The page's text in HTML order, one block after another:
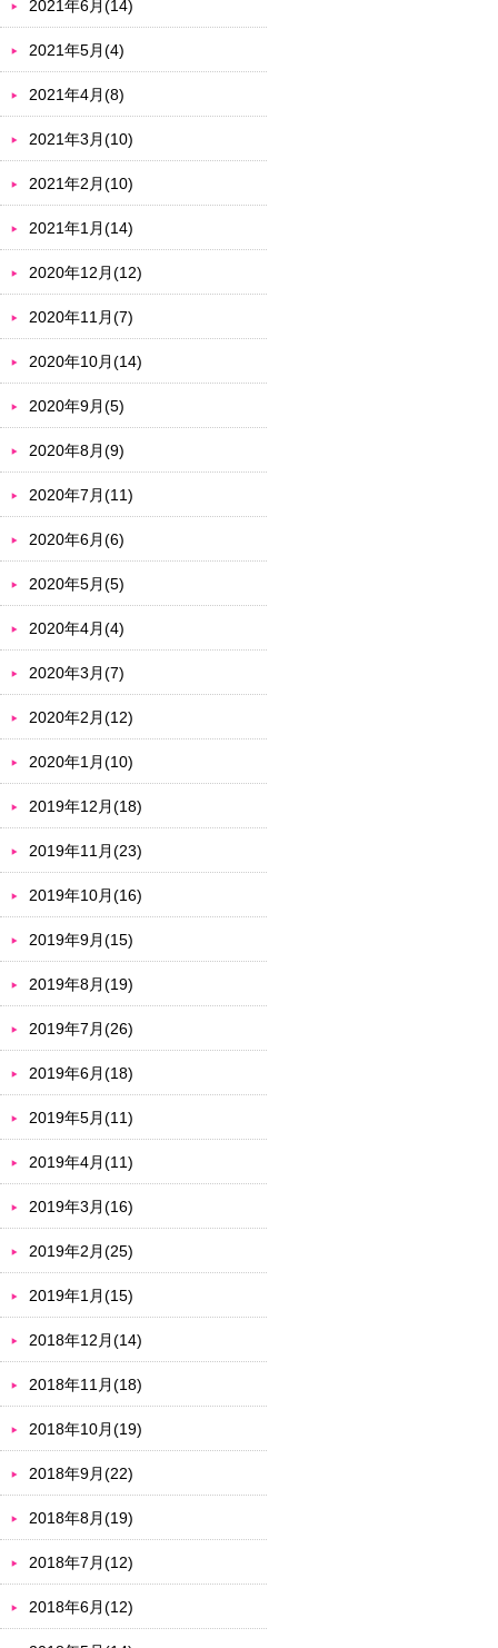
2021年6月(14)
2021年5月(4)
2021年4月(8)
2021年3月(10)
2021年2月(10)
2021年1月(14)
2020年12月(12)
2020年11月(7)
2020年10月(14)
2020年9月(5)
2020年8月(9)
2020年7月(11)
2020年6月(6)
2020年5月(5)
2020年4月(4)
2020年3月(7)
2020年2月(12)
2020年1月(10)
2019年12月(18)
2019年11月(23)
2019年10月(16)
2019年9月(15)
2019年8月(19)
2019年7月(26)
2019年6月(18)
2019年5月(11)
2019年4月(11)
2019年3月(16)
2019年2月(25)
2019年1月(15)
2018年12月(14)
2018年11月(18)
2018年10月(19)
2018年9月(22)
2018年8月(19)
2018年7月(12)
2018年6月(12)